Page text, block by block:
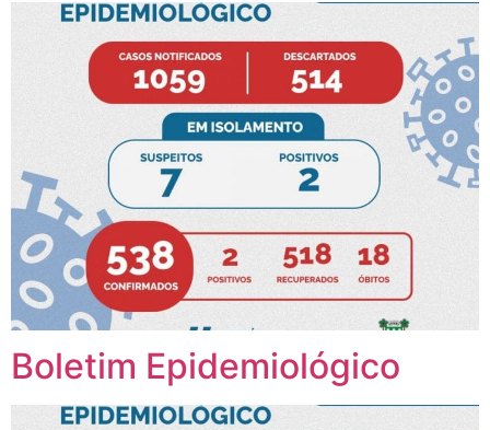
Boletim Epidemiológico